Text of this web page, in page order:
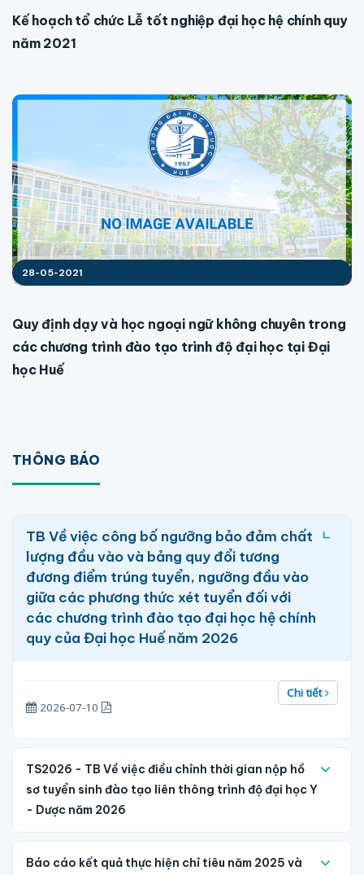
Kế hoạch tổ chức Lễ tốt nghiệp đại học hệ chính quy
năm 2021
28-05-2021
Quy định dạy và học ngoại ngữ không chuyên trong
các chương trình đào tạo trình độ đại học tại Đại
học Huế
THÔNG BÁO
TB Về việc công bố ngưỡng bảo đảm chất
lượng đầu vào và bảng quy đổi tương
đương điểm trúng tuyển, ngưỡng đầu vào
giữa các phương thức xét tuyển đối với
các chương trình đào tạo đại học hệ chính
quy của Đại học Huế năm 2026
Chi tiết
2026-07-10
TS2026 - TB Về việc điều chỉnh thời gian nộp hồ
sơ tuyển sinh đào tạo liên thông trình độ đại học Y
- Dược năm 2026
Báo cáo kết quả thực hiện chỉ tiêu năm 2025 và